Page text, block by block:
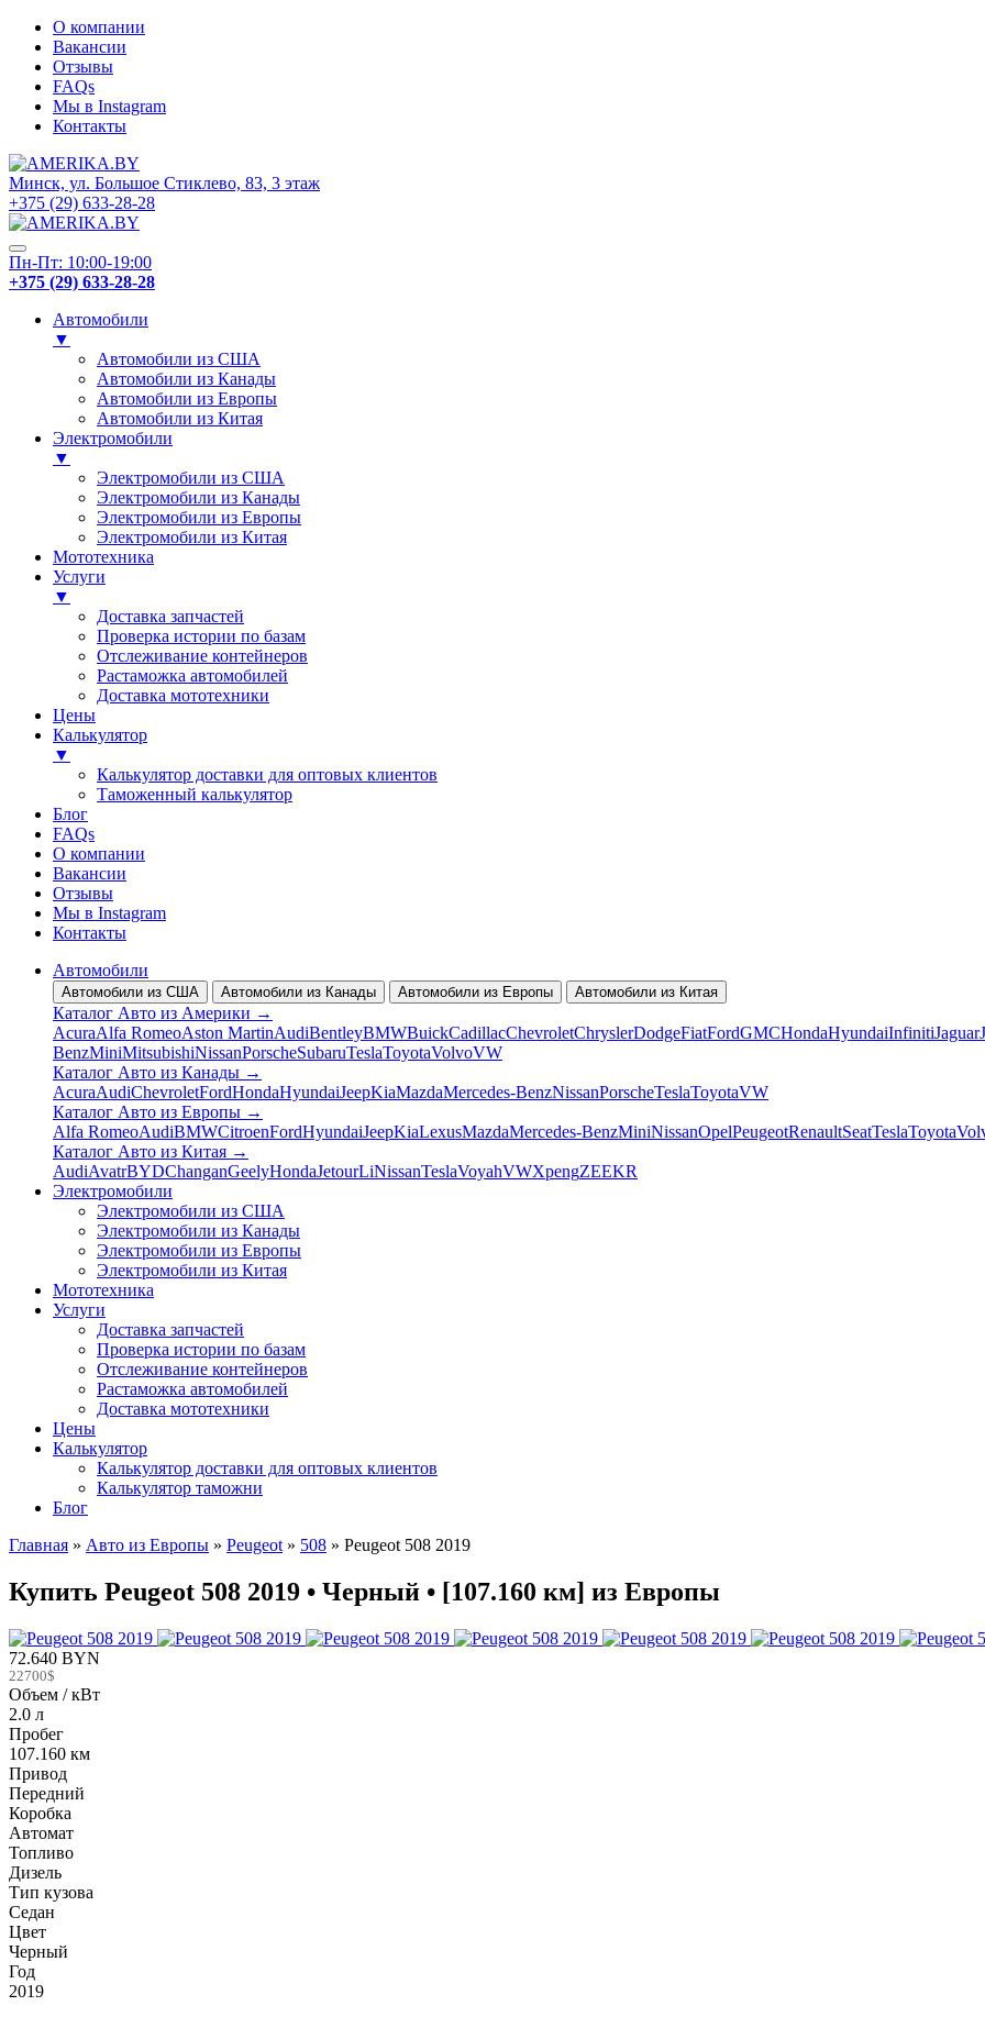
О компании
Вакансии
Отзывы
FAQs
Мы в Instagram
Контакты
Минск, ул. Большое Стиклево, 83, 3 этаж
+375 (29) 633-28-28
Пн-Пт: 10:00-19:00
+375 (29) 633-28-28
Автомобили
▼
Автомобили из США
Автомобили из Канады
Автомобили из Европы
Автомобили из Китая
Электромобили
▼
Электромобили из США
Электромобили из Канады
Электромобили из Европы
Электромобили из Китая
Мототехника
Услуги
▼
Доставка запчастей
Проверка истории по базам
Отслеживание контейнеров
Растаможка автомобилей
Доставка мототехники
Цены
Калькулятор
▼
Калькулятор доставки для оптовых клиентов
Таможенный калькулятор
Блог
FAQs
О компании
Вакансии
Отзывы
Мы в Instagram
Контакты
Автомобили
Автомобили из США Автомобили из Канады Автомобили из Европы Автомобили из Китая
Каталог Авто из Америки →
AcuraAlfa RomeoAston MartinAudiBentleyBMWBuickCadillacChevroletChryslerDodgeFiatFordGMCHondaHyundaiInfinitiJaguar
BenzMiniMitsubishiNissanPorscheSubaruTeslaToyotaVolvoVW
Каталог Авто из Канады →
AcuraAudiChevroletFordHondaHyundaiJeepKiaMazdaMercedes-BenzNissanPorscheTeslaToyotaVW
Каталог Авто из Европы →
Alfa RomeoAudiBMWCitroenFordHyundaiJeepKiaLexusMazdaMercedes-BenzMiniNissanOpelPeugeotRenaultSeatTeslaToyota
Каталог Авто из Китая →
AudiAvatrBYDChanganGeelyHondaJetourLiNissanTeslaVoyahVWXpengZEEKR
Электромобили
Электромобили из США
Электромобили из Канады
Электромобили из Европы
Электромобили из Китая
Мототехника
Услуги
Доставка запчастей
Проверка истории по базам
Отслеживание контейнеров
Растаможка автомобилей
Доставка мототехники
Цены
Калькулятор
Калькулятор доставки для оптовых клиентов
Калькулятор таможни
Блог
Главная » Авто из Европы » Peugeot » 508 » Peugeot 508 2019
Купить Peugeot 508 2019 • Черный • [107.160 км] из Европы
72.640 BYN
22700$
Объем / кВт
2.0 л
Пробег
107.160 км
Привод
Передний
Коробка
Автомат
Топливо
Дизель
Тип кузова
Седан
Цвет
Черный
Год
2019